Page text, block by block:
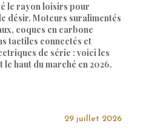
le rayon loisirs pour
désir. Moteurs suralimentés
coques en carbone
tactiles connectés et
de série : voici les
haut du marché en 2026.
29 juillet 2026